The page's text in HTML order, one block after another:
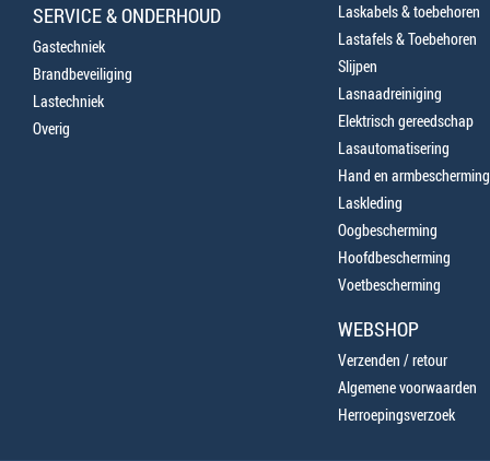
SERVICE & ONDERHOUD
Gastechniek
Brandbeveiliging
Lastechniek
Overig
Laskabels & toebehoren
Lastafels & Toebehoren
Slijpen
Lasnaadreiniging
Elektrisch gereedschap
Lasautomatisering
Hand en armbescherming
Laskleding
Oogbescherming
Hoofdbescherming
Voetbescherming
WEBSHOP
Verzenden / retour
Algemene voorwaarden
Herroepingsverzoek